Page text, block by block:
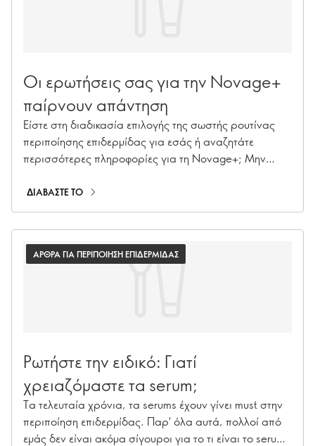
Οι ερωτήσεις σας για την Novage+
παίρνουν απάντηση
Είστε στη διαδικασία επιλογής της σωστής ρουτίνας
περιποίησης επιδερμίδας για εσάς ή αναζητάτε
περισσότερες πληροφορίες για τη Novage+; Μην
Implementation & Premium Skincare Expert μας,
Caroline Charpentier, απαντάει στις πιο σημαντικές
ΔΙΑΒΑΣΤΕ ΤΟ
ΑΡΘΡΑ ΓΙΑ ΠΕΡΙΠΟΙΗΣΗ ΕΠΙΔΕΡΜΙΔΑΣ
Ρωτήστε την ειδικό: Γιατί
χρειαζόμαστε τα serum;
Τα τελευταία χρόνια, τα serums έχουν γίνει must στην
περιποίηση επιδερμίδας. Παρ' όλα αυτά, πολλοί από
εμάς δεν είναι ακόμα σίγουροι για το τι είναι το serum